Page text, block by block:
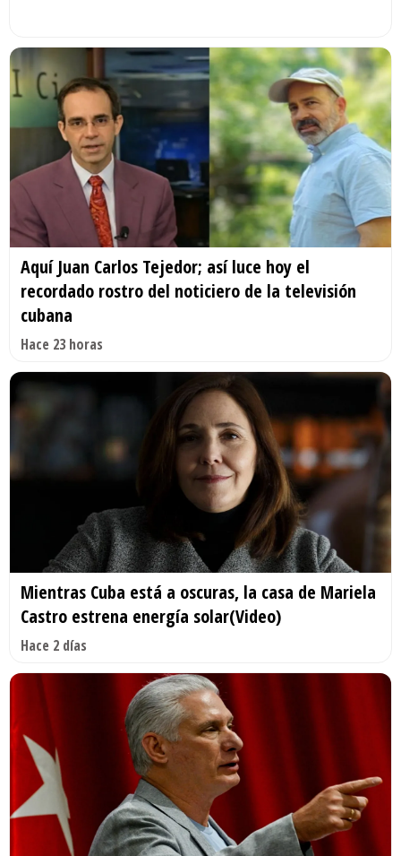
Aquí Juan Carlos Tejedor; así luce hoy el
recordado rostro del noticiero de la televisión
cubana
Hace 23 horas
Mientras Cuba está a oscuras, la casa de Mariela
Castro estrena energía solar(Video)
Hace 2 días